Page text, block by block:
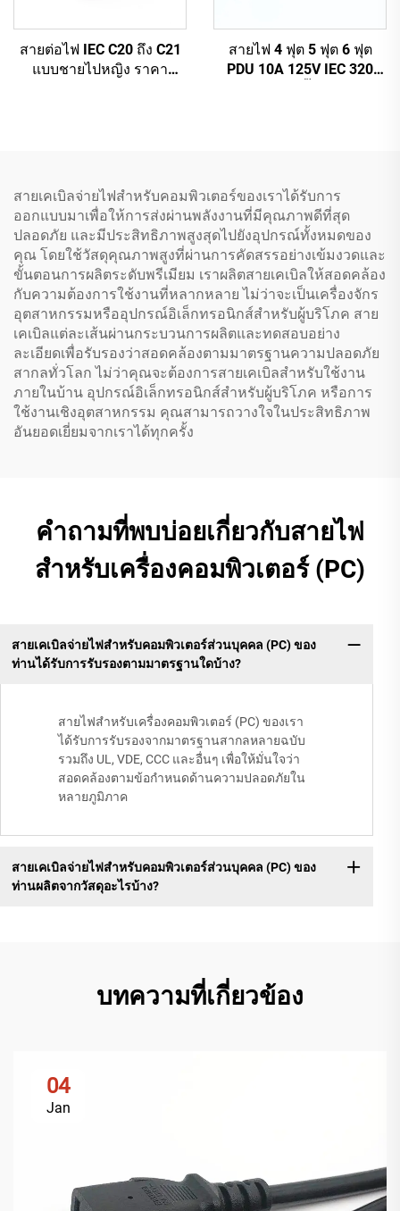
สายต่อไฟ IEC C20 ถึง C21
แบบชายไปหญิง ราคา
สายไฟ 4 ฟุต 5 ฟุต 6 ฟุต
PDU 10A 125V IEC 320
สายเคเบิลจ่ายไฟสำหรับคอมพิวเตอร์ของเราได้รับการ
ออกแบบมาเพื่อให้การส่งผ่านพลังงานที่มีคุณภาพดีที่สุด
ปลอดภัย และมีประสิทธิภาพสูงสุดไปยังอุปกรณ์ทั้งหมดของ
คุณ โดยใช้วัสดุคุณภาพสูงที่ผ่านการคัดสรรอย่างเข้มงวดและ
ขั้นตอนการผลิตระดับพรีเมียม เราผลิตสายเคเบิลให้สอดคล้อง
กับความต้องการใช้งานที่หลากหลาย ไม่ว่าจะเป็นเครื่องจักร
อุตสาหกรรมหรืออุปกรณ์อิเล็กทรอนิกส์สำหรับผู้บริโภค สาย
เคเบิลแต่ละเส้นผ่านกระบวนการผลิตและทดสอบอย่าง
ละเอียดเพื่อรับรองว่าสอดคล้องตามมาตรฐานความปลอดภัย
สากลทั่วโลก ไม่ว่าคุณจะต้องการสายเคเบิลสำหรับใช้งาน
ภายในบ้าน อุปกรณ์อิเล็กทรอนิกส์สำหรับผู้บริโภค หรือการ
ใช้งานเชิงอุตสาหกรรม คุณสามารถวางใจในประสิทธิภาพ
อันยอดเยี่ยมจากเราได้ทุกครั้ง
คำถามที่พบบ่อยเกี่ยวกับสายไฟ
สำหรับเครื่องคอมพิวเตอร์ (PC)
สายเคเบิลจ่ายไฟสำหรับคอมพิวเตอร์ส่วนบุคคล (PC) ของ
ท่านได้รับการรับรองตามมาตรฐานใดบ้าง?
สายไฟสำหรับเครื่องคอมพิวเตอร์ (PC) ของเรา
ได้รับการรับรองจากมาตรฐานสากลหลายฉบับ
รวมถึง UL, VDE, CCC และอื่นๆ เพื่อให้มั่นใจว่า
สอดคล้องตามข้อกำหนดด้านความปลอดภัยใน
หลายภูมิภาค
สายเคเบิลจ่ายไฟสำหรับคอมพิวเตอร์ส่วนบุคคล (PC) ของ
ท่านผลิตจากวัสดุอะไรบ้าง?
บทความที่เกี่ยวข้อง
04
Jan